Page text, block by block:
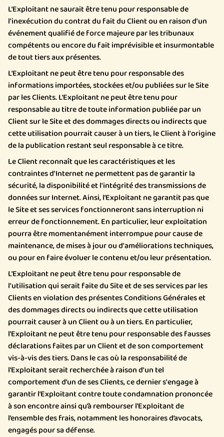
L’Exploitant ne saurait être tenu pour responsable de
l'inexécution du contrat du fait du Client ou en raison d'un
événement qualifié de force majeure par les tribunaux
compétents ou encore du fait imprévisible et insurmontable
de tout tiers aux présentes.
L’Exploitant ne peut être tenu pour responsable des
informations importées, stockées et/ou publiées sur le Site
par les Clients. L’Exploitant ne peut être tenu pour
responsable au titre de toute information publiée par un
Client sur le Site et des dommages directs ou indirects que
cette utilisation pourrait causer à un tiers, le Client à l'origine
de la publication restant seul responsable à ce titre.
Le Client reconnaît que les caractéristiques et les
contraintes d'Internet ne permettent pas de garantir la
sécurité, la disponibilité et l'intégrité des transmissions de
données sur Internet. Ainsi, l’Exploitant ne garantit pas que
le Site et ses services fonctionneront sans interruption ni
erreur de fonctionnement. En particulier, leur exploitation
pourra être momentanément interrompue pour cause de
maintenance, de mises à jour ou d'améliorations techniques,
ou pour en faire évoluer le contenu et/ou leur présentation.
L’Exploitant ne peut être tenu pour responsable de
l'utilisation qui serait faite du Site et de ses services par les
Clients en violation des présentes Conditions Générales et
des dommages directs ou indirects que cette utilisation
pourrait causer à un Client ou à un tiers. En particulier,
l’Exploitant ne peut être tenu pour responsable des fausses
déclarations faites par un Client et de son comportement
vis-à-vis des tiers. Dans le cas où la responsabilité de
l’Exploitant serait recherchée à raison d'un tel
comportement d’un de ses Clients, ce dernier s'engage à
garantir l’Exploitant contre toute condamnation prononcée
à son encontre ainsi qu’à rembourser l’Exploitant de
l’ensemble des frais, notamment les honoraires d’avocats,
engagés pour sa défense.